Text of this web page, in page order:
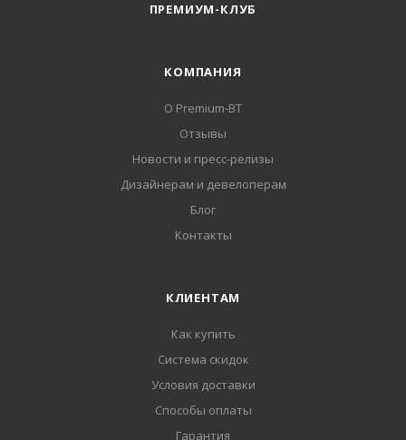
ПРЕМИУМ-КЛУБ
КОМПАНИЯ
О Premium-BT
Отзывы
Новости и пресс-релизы
Дизайнерам и девелоперам
Блог
Контакты
КЛИЕНТАМ
Как купить
Система скидок
Условия доставки
Способы оплаты
Гарантия